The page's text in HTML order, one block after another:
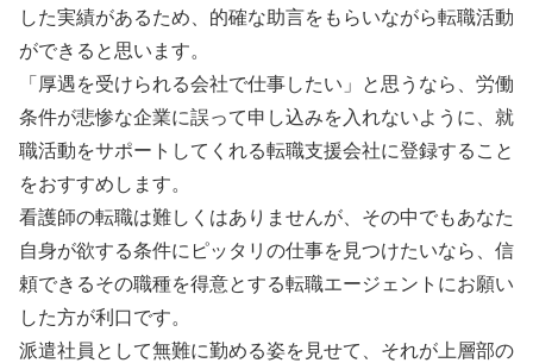
した実績があるため、的確な助言をもらいながら転職活動
ができると思います。
「厚遇を受けられる会社で仕事したい」と思うなら、労働
条件が悲惨な企業に誤って申し込みを入れないように、就
職活動をサポートしてくれる転職支援会社に登録すること
をおすすめします。
看護師の転職は難しくはありませんが、その中でもあなた
自身が欲する条件にピッタリの仕事を見つけたいなら、信
頼できるその職種を得意とする転職エージェントにお願い
した方が利口です。
派遣社員として無難に勤める姿を見せて、それが上層部の